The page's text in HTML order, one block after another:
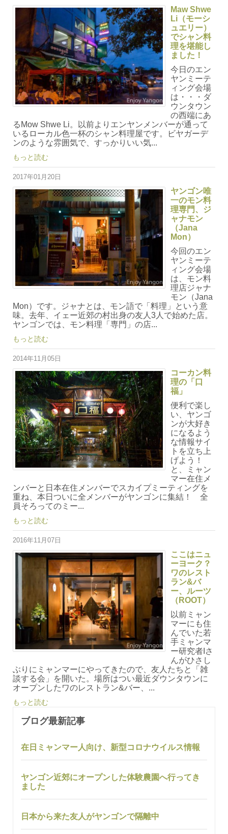
Maw Shwe
Li（モーシ
ュエリー）
でシャン料
理を堪能し
ました！
今日のエン
ヤンミーテ
ィング会場
は・・・ダ
ウンタウン
の西端にあ
るMow Shwe Li。以前よりエンヤンメンバーが通って
いるローカル色一杯のシャン料理屋です。ビヤガーデ
ンのような雰囲気で、すっかりいい気...
もっと読む
2017年01月20日
ヤンゴン唯
一のモン料
理専門、ジ
ャナモン
（Jana
Mon）
今回のエン
ヤンミーテ
ィング会場
は、モン料
理店ジャナ
モン（Jana
Mon）です。ジャナとは、モン語で「料理」という意
味。去年、イェー近郊の村出身の友人3人で始めた店。
ヤンゴンでは、モン料理「専門」の店...
もっと読む
2014年11月05日
コーカン料
理の「口
福」
便利で楽し
い、ヤンゴ
ンが大好き
になるよう
な情報サイ
トを立ち上
げよう！
と、ミャン
マー在住メ
ンバーと日本在住メンバーでスカイプミーティングを
重ね、本日ついに全メンバーがヤンゴンに集結！ 全
員そろってのミー...
もっと読む
2016年11月07日
ここはニュ
ーヨーク？
ワのレスト
ラン&バ
ー、ルーツ
（ROOT）
以前ミャン
マーにも住
んでいた若
手ミャンマ
ー研究者Iさ
んがひさし
ぶりにミャンマーにやってきたので、友人たちと「雑
談する会」を開いた。場所はつい最近ダウンタウンに
オープンしたワのレストラン&バー、...
もっと読む
ブログ最新記事
在日ミャンマー人向け、新型コロナウイルス情報
ヤンゴン近郊にオープンした体験農園へ行ってき
ました
日本から来た友人がヤンゴンで隔離中